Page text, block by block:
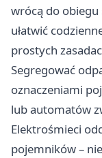
wrócą do obiegu
ułatwić
prostych
Segregować
oznaczeniami
lub automatów
Elektrośmieci
pojemników –